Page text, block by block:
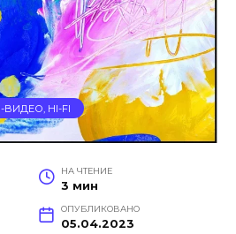
HI-FI
НА ЧТЕНИЕ
3 мин
ОПУБЛИКОВАНО
05.04.2023